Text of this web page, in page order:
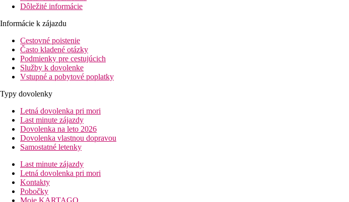
Dôležité informácie
Informácie k zájazdu
Cestovné poistenie
Často kladené otázky
Podmienky pre cestujúcich
Služby k dovolenke
Vstupné a pobytové poplatky
Typy dovolenky
Letná dovolenka pri mori
Last minute zájazdy
Dovolenka na leto 2026
Dovolenka vlastnou dopravou
Samostatné letenky
Last minute zájazdy
Letná dovolenka pri mori
Kontakty
Pobočky